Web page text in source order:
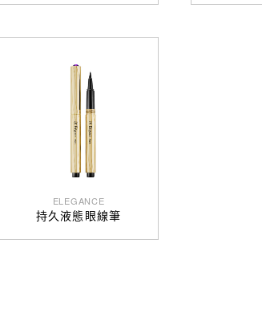
ELEGANCE
持久液態眼線筆